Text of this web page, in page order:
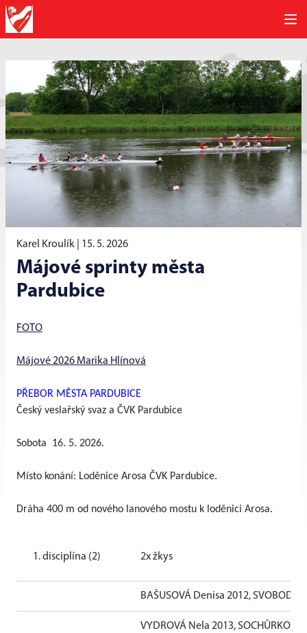
Karel Kroulík | 15. 5. 2026
Májové sprinty města
Pardubice
FOTO
Májové 2026 Marika Hlínová
PŘEBOR MĚSTA PARDUBICE
Český veslařský svaz a ČVK Pardubice
Sobota 16. 5. 2026.
Místo konání: Loděnice Arosa ČVK Pardubice.
Dráha 400 m od nového lanového mostu k loděnici Arosa.
1. disciplína (2) 2x žkys
BAŠUSOVÁ Denisa 2012,
VYDROVÁ Nela 2013,